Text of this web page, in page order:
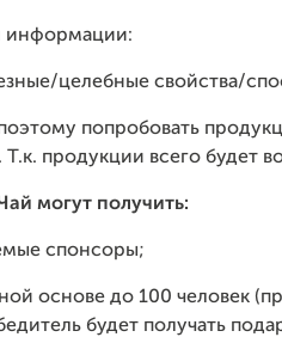
информации:
целебные свойства/
попробовать
продукции всего будет
могут получить:
спонсоры;
основе до 100 человек
будет получать